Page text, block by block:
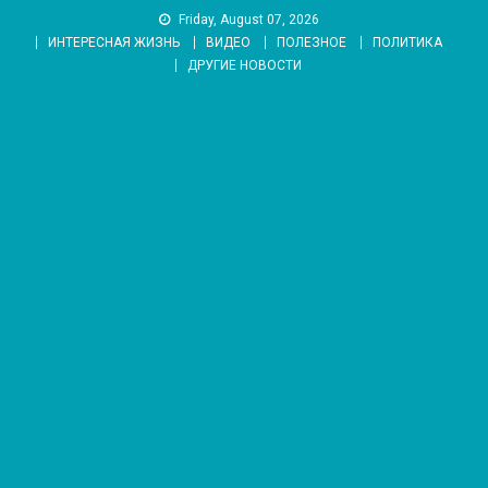
Friday, August 07, 2026
ИНТЕРЕСНАЯ ЖИЗНЬ
ВИДЕО ПОЛЕЗНОЕ
ПОЛИТИКА
ДРУГИЕ НОВОСТИ